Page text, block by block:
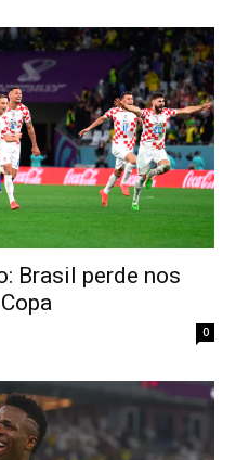
Brasil perde nos
0